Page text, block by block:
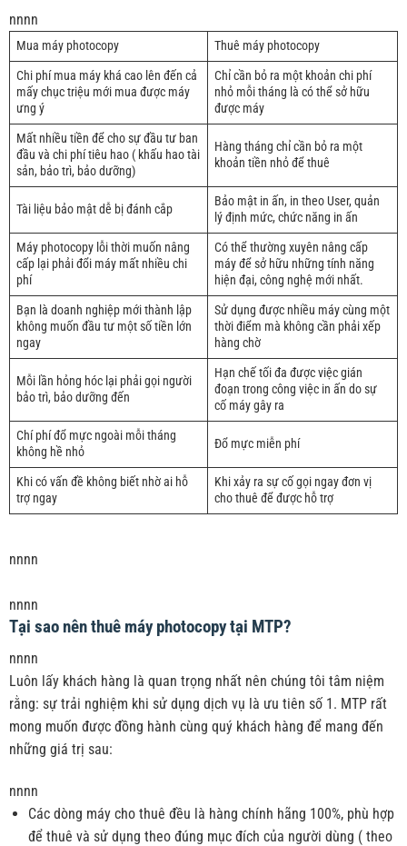
nnnn
Mua máy photocopy
Thuê máy photocopy
Chi phí mua máy khá cao lên đến cả
mấy chục triệu mới mua được máy
ưng ý
Chỉ cần bỏ ra một khoản chi phí
nhỏ mỗi tháng là có thể sở hữu
được máy
Mất nhiều tiền để cho sự đầu tư ban
đầu và chi phí tiêu hao ( khấu hao tài
sản, bảo trì, bảo dưỡng)
Hàng tháng chỉ cần bỏ ra một
khoản tiền nhỏ để thuê
Tài liệu bảo mật dễ bị đánh cắp
Bảo mật in ấn, in theo User, quản
lý định mức, chức năng in ấn
Máy photocopy lỗi thời muốn nâng
cấp lại phải đổi máy mất nhiều chi
phí
Có thể thường xuyên nâng cấp
máy để sở hữu những tính năng
hiện đại, công nghệ mới nhất.
Bạn là doanh nghiệp mới thành lập
không muốn đầu tư một số tiền lớn
ngay
Sử dụng được nhiều máy cùng một
thời điểm mà không cần phải xếp
hàng chờ
Mỗi lần hỏng hóc lại phải gọi người
bảo trì, bảo dưỡng đến
Hạn chế tối đa được việc gián
đoạn trong công việc in ấn do sự
cố máy gây ra
Chí phí đổ mực ngoài mỗi tháng
không hề nhỏ
Đổ mực miễn phí
Khi có vấn đề không biết nhờ ai hỗ
trợ ngay
Khi xảy ra sự cố gọi ngay đơn vị
cho thuê để được hỗ trợ
nnnn
nnnn
Tại sao nên thuê máy photocopy tại MTP?
nnnn
Luôn lấy khách hàng là quan trọng nhất nên chúng tôi tâm niệm
rằng: sự trải nghiệm khi sử dụng dịch vụ là ưu tiên số 1. MTP rất
mong muốn được đồng hành cùng quý khách hàng để mang đến
những giá trị sau:
nnnn
Các dòng máy cho thuê đều là hàng chính hãng 100%, phù hợp
để thuê và sử dụng theo đúng mục đích của người dùng ( theo